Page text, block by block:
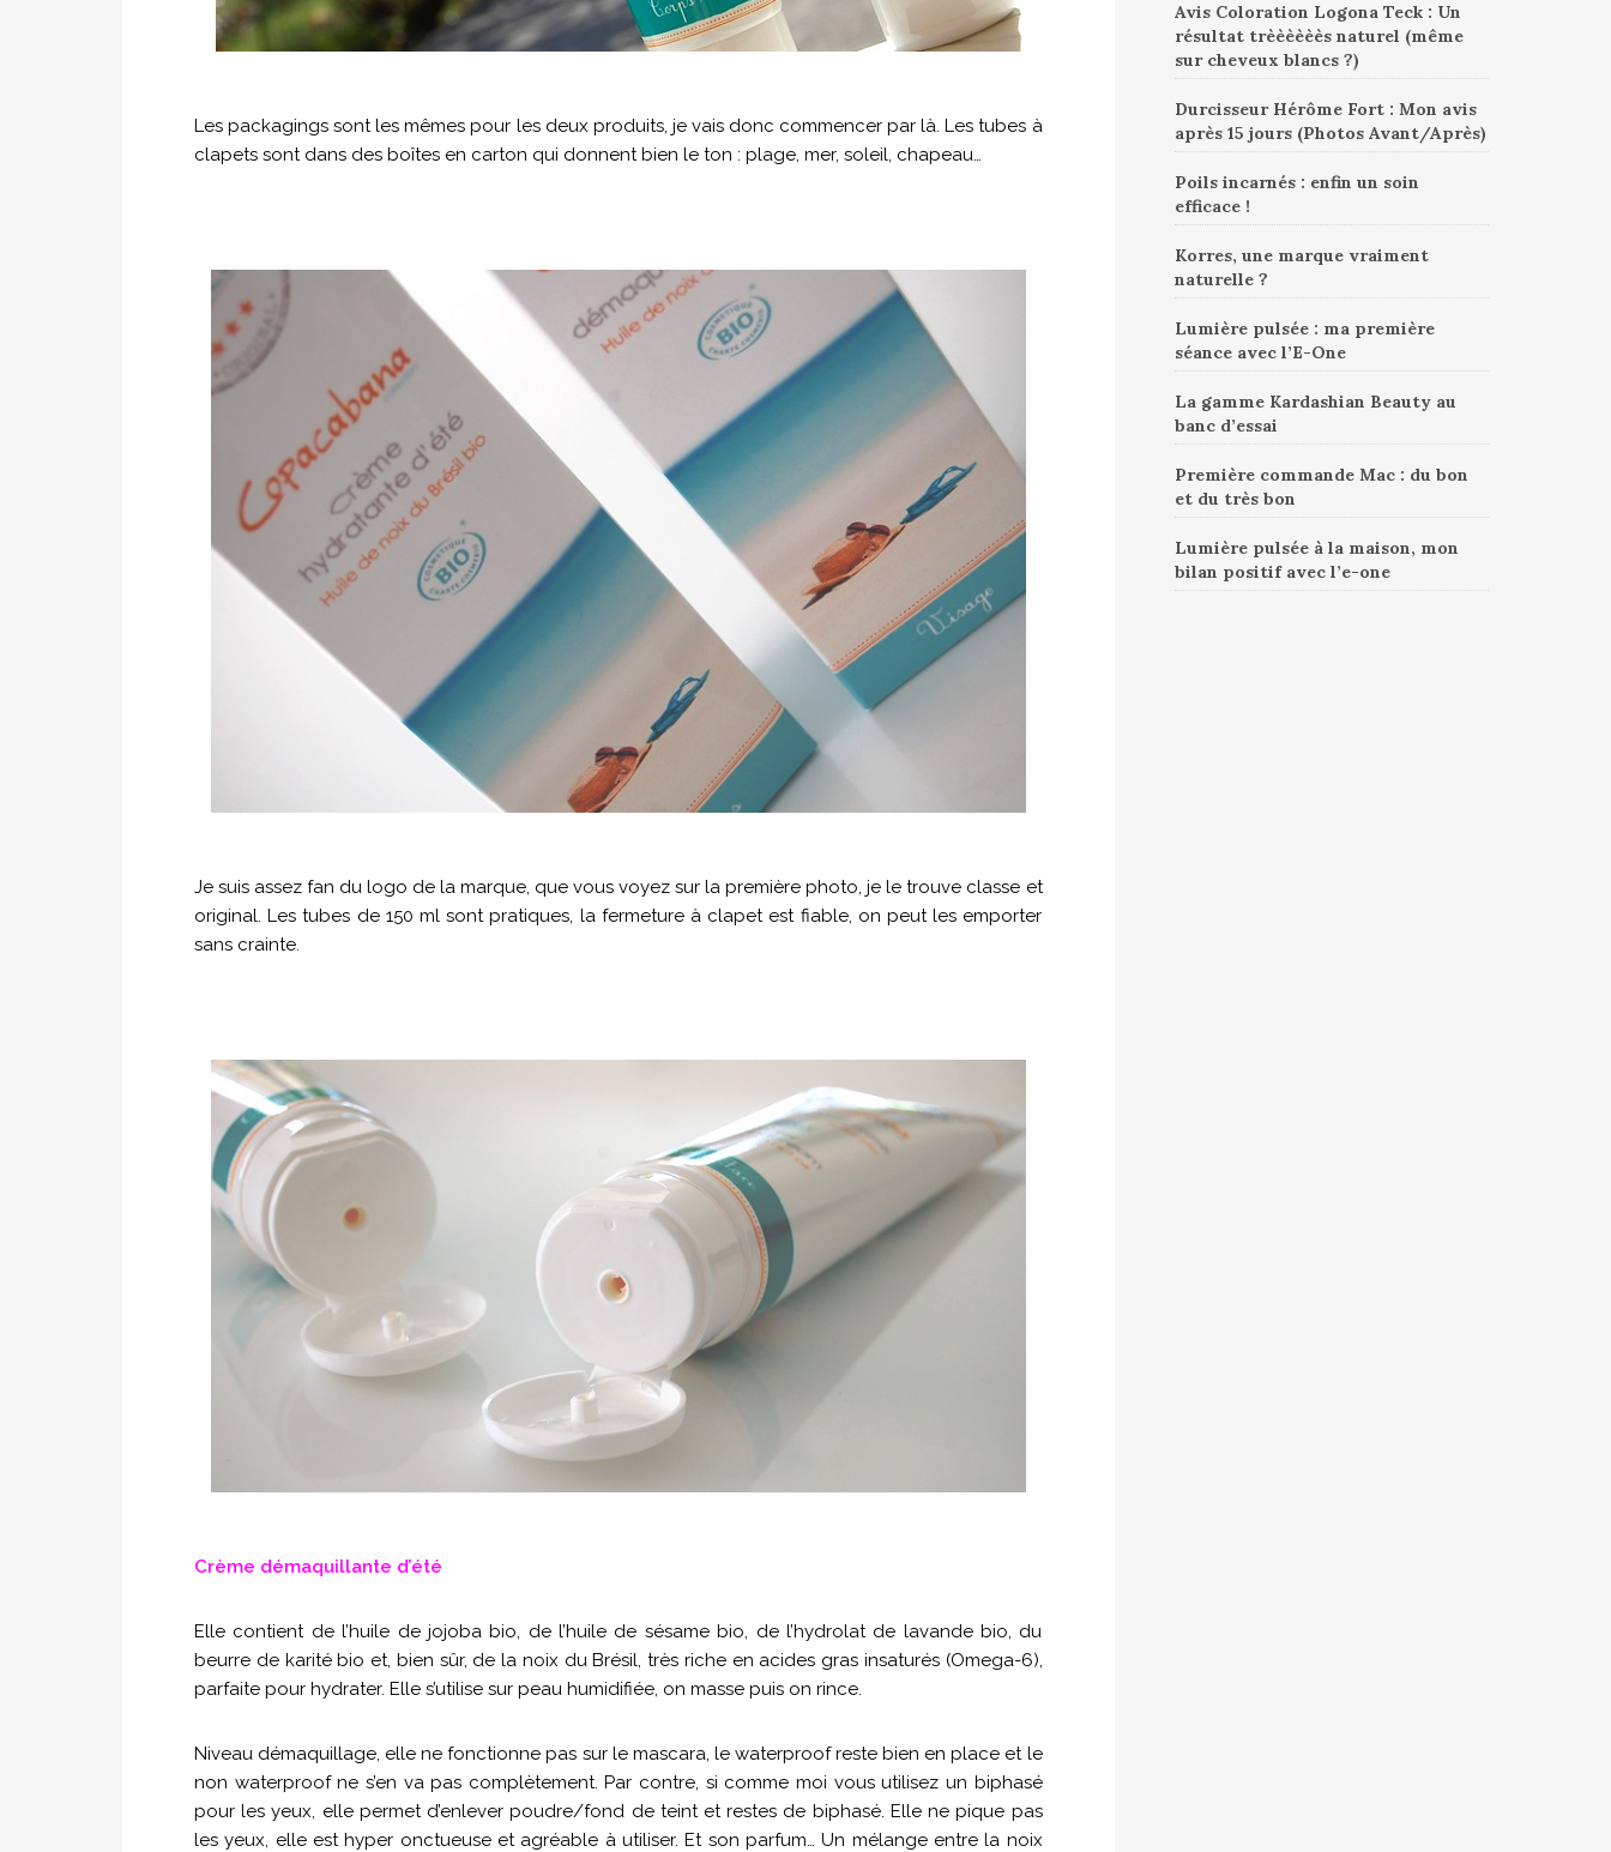
Les packagings sont les mêmes pour les deux produits, je vais donc commencer par là. Les tubes à
clapets sont dans des boîtes en carton qui donnent bien le ton : plage, mer, soleil, chapeau…
Je suis assez fan du logo de la marque, que vous voyez sur la première photo, je le trouve classe et
original. Les tubes de 150 ml sont pratiques, la fermeture à clapet est fiable, on peut les emporter
sans crainte.
Crème démaquillante d’été
Elle contient de l’huile de jojoba bio, de l’huile de sésame bio, de l’hydrolat de lavande bio, du
beurre de karité bio et, bien sûr, de la noix du Brésil, très riche en acides gras insaturés (Omega-6),
parfaite pour hydrater. Elle s’utilise sur peau humidifiée, on masse puis on rince.
Niveau démaquillage, elle ne fonctionne pas sur le mascara, le waterproof reste bien en place et le
non waterproof ne s’en va pas complètement. Par contre, si comme moi vous utilisez un biphasé
pour les yeux, elle permet d’enlever poudre/fond de teint et restes de biphasé. Elle ne pique pas
les yeux, elle est hyper onctueuse et agréable à utiliser. Et son parfum… Un mélange entre la noix
Avis Coloration Logona Teck : Un
résultat trèèèèèès naturel (même
sur cheveux blancs ?)
Durcisseur Hérôme Fort : Mon avis
après 15 jours (Photos Avant/Après)
Poils incarnés : enfin un soin
efficace !
Korres, une marque vraiment
naturelle ?
Lumière pulsée : ma première
séance avec l’E-One
La gamme Kardashian Beauty au
banc d’essai
Première commande Mac : du bon
et du très bon
Lumière pulsée à la maison, mon
bilan positif avec l’e-one